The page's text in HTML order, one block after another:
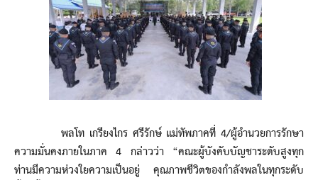
พลโท เกรียงไกร ศรีรักษ์ แม่ทัพภาคที่ 4/ผู้อำนวยการรักษา
ความมั่นคงภายในภาค 4 กล่าวว่า “คณะผู้บังคับบัญชาระดับสูงทุก
ท่านมีความห่วงใยความเป็นอยู่ คุณภาพชีวิตของกำลังพลในทุกระดับ